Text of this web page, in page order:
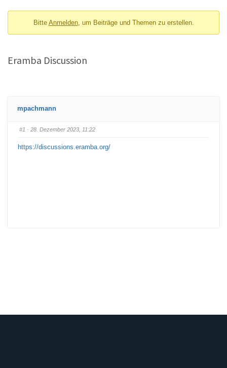
Bitte Anmelden, um Beiträge und Themen zu erstellen.
Eramba Discussion
mpachmann
#1 · 28. Dezember 2023, 11:22
https://discussions.eramba.org/